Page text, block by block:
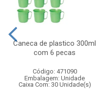
Caneca de plastico 300ml
com 6 pecas
Código: 471090
Embalagem: Unidade
Caixa Com: 30 Unidade(s)